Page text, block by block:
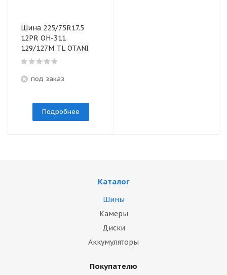
Шина 225/75R17.5
12PR OH-311
129/127M TL OTANI
под заказ
Подробнее
Каталог
Шины
Камеры
Диски
Аккумуляторы
Покупателю